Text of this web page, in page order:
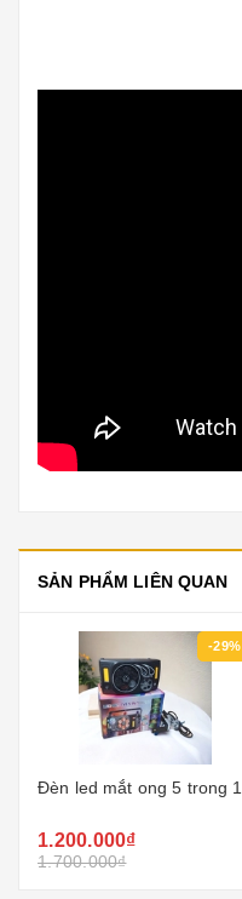
SẢN PHẨM LIÊN QUAN
-29%
Đèn led mắt ong 5 trong 1
1.200.000₫
1.700.000₫